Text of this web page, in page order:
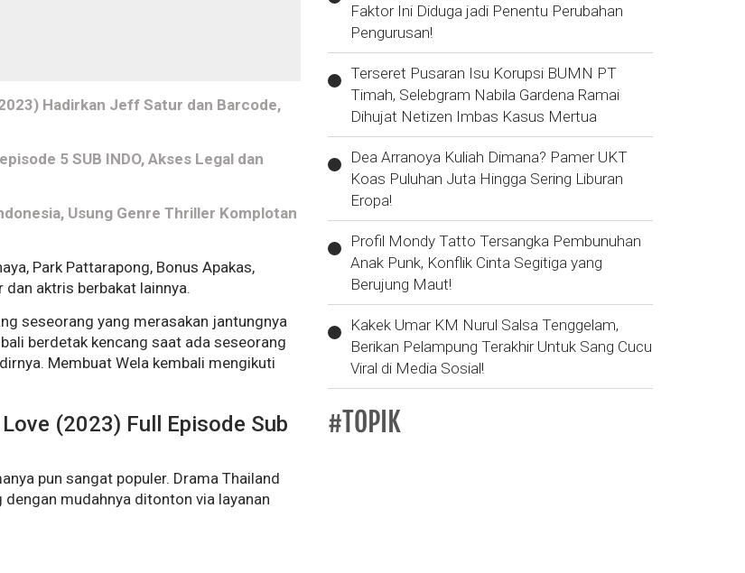
Hadirkan Jeff Satur dan Barcode,
5 SUB INDO, Akses Legal dan
Usung Genre Thriller Komplotan
Park Pattarapong, Bonus Apakas,
dan aktris berbakat lainnya.
seseorang yang merasakan jantungnya
berdetak kencang saat ada seseorang
Membuat Wela kembali mengikuti
(2023) Full Episode Sub
pun sangat populer. Drama Thailand
mudahnya ditonton via layanan
Faktor Ini Diduga jadi Penentu Perubahan
Pengurusan!
Terseret Pusaran Isu Korupsi BUMN PT
Timah, Selebgram Nabila Gardena Ramai
Dihujat Netizen Imbas Kasus Mertua
Dea Arranoya Kuliah Dimana? Pamer UKT
Koas Puluhan Juta Hingga Sering Liburan
Eropa!
Profil Mondy Tatto Tersangka Pembunuhan
Anak Punk, Konflik Cinta Segitiga yang
Berujung Maut!
Kakek Umar KM Nurul Salsa Tenggelam,
Berikan Pelampung Terakhir Untuk Sang Cucu
Viral di Media Sosial!
#TOPIK